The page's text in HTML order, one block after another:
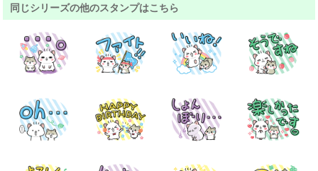
同じシリーズの他のスタンプはこちら